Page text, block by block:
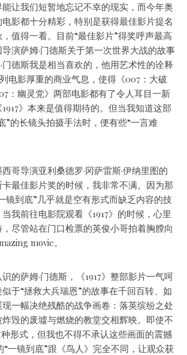
让我们短暂地忘记不幸的现实，而今年奥
影都十分精彩，特别是获得最佳影片提名
值得一看。 目前“最佳影片”得奖呼声最高
演萨姆·门德斯关于第一次世界大战的故事
门德斯我是相当喜欢的，他用艺术性的诠释
电影厚重的商业气息，使得《007：大破
：幽灵党》两部电影都有了令人耳目一新
》本来是值得期待的。但当我知道这部
”的长镜头拍摄手法时，便有些“一言难
哥导演亚利桑德罗·冈萨雷斯·伊纳里图的
卡最佳影片奖的时候，我非常不满。因为那
镜到底”几乎就是空有形式而缺乏内容的技
我前往电影院观看《1917》的时候，心里
尽管站在门口检票的英俊小哥拍着胸膛向
movie。
的萨姆·门德斯，《1917》整部影片一气呵
于“拯救大兵瑞恩”的故事在千回百转、如
一幅决绝残酷的战争画卷：落英缤纷之处
毁的废墟与燃烧的教堂交相辉映。即使不
形式，但我也不得不承认这些画面的震撼
“一镜到底”跟《鸟人》完全不同，让观众获